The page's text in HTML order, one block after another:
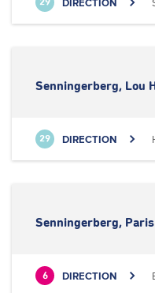
29 DIRECTION
Senningerberg, Lou
29 DIRECTION
Senningerberg,
6 DIRECTION